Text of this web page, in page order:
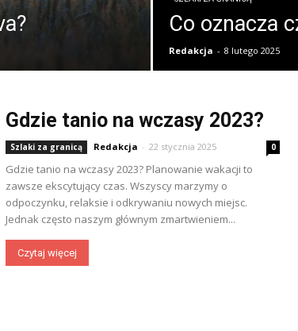
Co oznacza
Redakcja - 8 lutego 2025
Gdzie tanio na wczasy 2023?
Szlaki za granicą Redakcja - 22 stycznia 2025 0
Gdzie tanio na wczasy 2023? Planowanie wakacji to
zawsze ekscytujący czas. Wszyscy marzymy o
odpoczynku, relaksie i odkrywaniu nowych miejsc.
Jednak często naszym głównym zmartwieniem...
Czytaj więcej